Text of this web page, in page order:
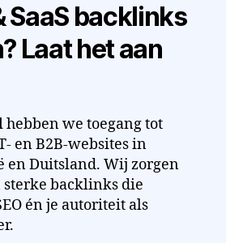
SaaS backlinks
Laat het aan
hebben we toegang tot
en B2B-websites in
en Duitsland. Wij zorgen
backlinks die
én je autoriteit als